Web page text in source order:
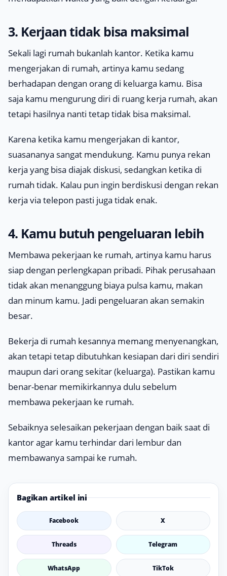
3. Kerjaan tidak bisa maksimal
Sekali lagi rumah bukanlah kantor. Ketika kamu
mengerjakan di rumah, artinya kamu sedang
berhadapan dengan orang di keluarga kamu. Bisa
saja kamu mengurung diri di ruang kerja rumah, akan
tetapi hasilnya nanti tetap tidak bisa maksimal.
Karena ketika kamu mengerjakan di kantor,
suasananya sangat mendukung. Kamu punya rekan
kerja yang bisa diajak diskusi, sedangkan ketika di
rumah tidak. Kalau pun ingin berdiskusi dengan rekan
kerja via telepon pasti juga tidak enak.
4. Kamu butuh pengeluaran lebih
Membawa pekerjaan ke rumah, artinya kamu harus
siap dengan perlengkapan pribadi. Pihak perusahaan
tidak akan menanggung biaya pulsa kamu, makan
dan minum kamu. Jadi pengeluaran akan semakin
besar.
Bekerja di rumah kesannya memang menyenangkan,
akan tetapi tetap dibutuhkan kesiapan dari diri sendiri
maupun dari orang sekitar (keluarga). Pastikan kamu
benar-benar memikirkannya dulu sebelum
membawa pekerjaan ke rumah.
Sebaiknya selesaikan pekerjaan dengan baik saat di
kantor agar kamu terhindar dari lembur dan
membawanya sampai ke rumah.
Bagikan artikel ini
Facebook X
Threads Telegram
WhatsApp TikTok